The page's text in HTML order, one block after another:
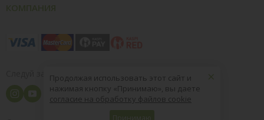
Следуй за нами ×
Продолжая использовать этот сайт и
нажимая кнопку «Принимаю», вы даете
согласие на обработку файлов cookie
Принимаю